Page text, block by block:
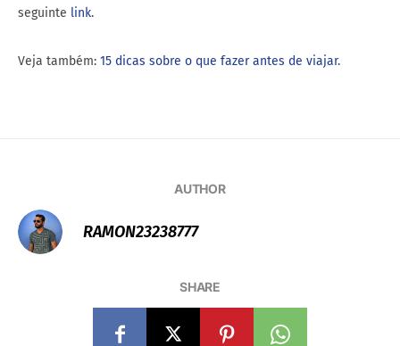
seguinte link.
Veja também: 15 dicas sobre o que fazer antes de viajar.
AUTHOR
RAMON23238777
SHARE